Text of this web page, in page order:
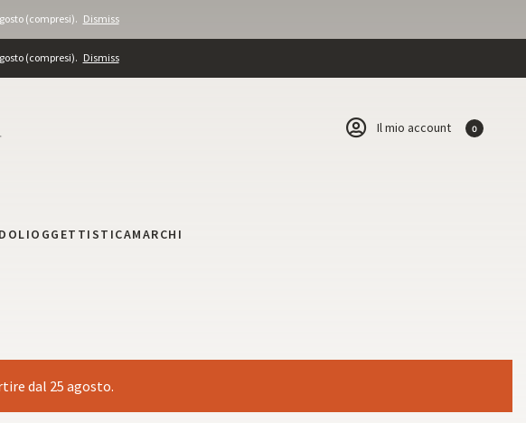
(compresi). Dismiss
(compresi). Dismiss
Il mio account 0
OGGETTISTICAMARCHI
dal 25 agosto.